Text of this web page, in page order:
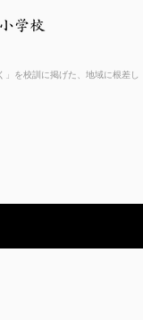
学校
を校訓に掲げた、地域に根差し